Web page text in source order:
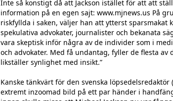
Inte så konstigt då att Jackson istället för att att
information på en egen sajt: www.mjnews.us På
riskfyllda i saken, väljer han att ytterst sparsmakat
spekulativa advokater, journalister och bekanata
vara skeptisk inför några av de individer som i
och advokater. Med få undantag, fyller de flesta
likställer synlighet med insikt.”
Kanske tänkvärt för den svenska
extremt inzoomad bild på ett par händer i